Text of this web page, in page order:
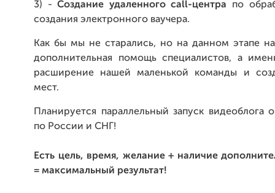
3) -Создание удаленного call-центра по
создания электронного ваучера.
Как бы мы не старались, но на данном этапе
дополнительная помощь специалистов, а
расширение нашей маленькой команды и
мест.
Планируется параллельный запуск видеоблога
по России и СНГ!
Есть цель, время, желание + наличие
= максимальный результат!